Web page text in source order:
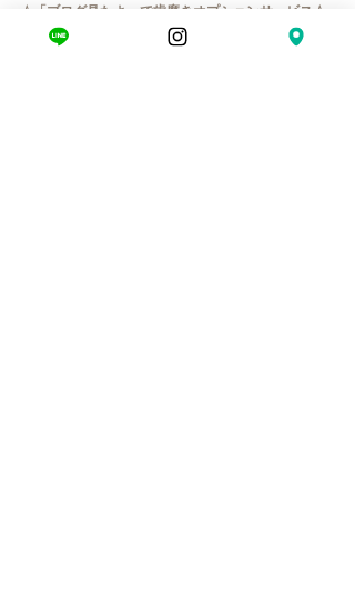
☆「ブログ見たよ」で歯磨きオプションサービス☆